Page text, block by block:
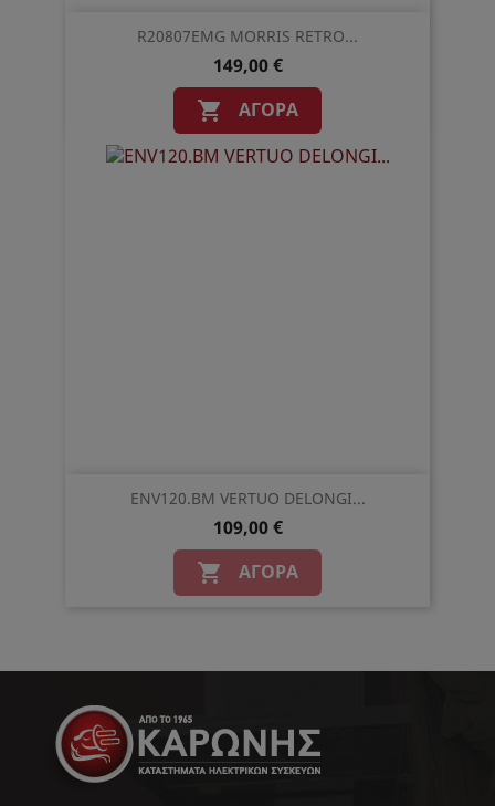
R20807EMG MORRIS RETRO...
149,00 €
 ΑΓΟΡΆ
ENV120.BM VERTUO DELONGI...
109,00 €
 ΑΓΟΡΆ